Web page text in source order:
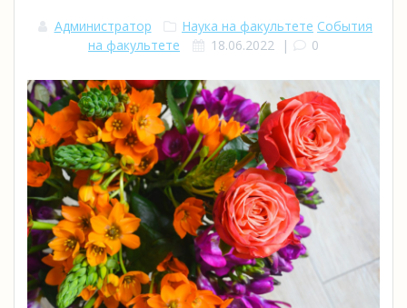
Администратор Наука на факультете События
на факультете
18.06.2022 | 0